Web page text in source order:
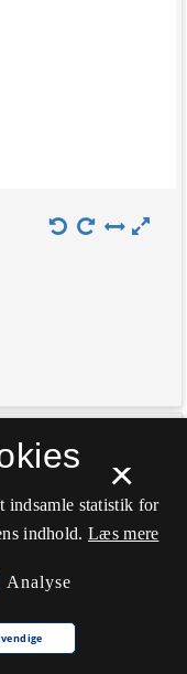
Indlæs kort
×
statistik for
indhold. Læs mere
Analyse